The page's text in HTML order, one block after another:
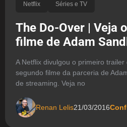
Netflix Séries e TV
The Do-Over | Veja
filme de Adam
A Netflix divulgou o primeiro trailer
segundo filme da parceria de
de streaming. Veja no
Renan Lelis21/03/2016